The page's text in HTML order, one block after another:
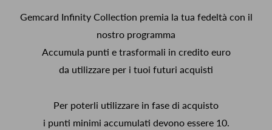
Gemcard Infinity Collection premia la tua fedeltà con il
nostro programma
Accumula punti e trasformali in credito euro
da utilizzare per i tuoi futuri acquisti
Per poterli utilizzare in fase di acquisto
i punti minimi accumulati devono essere 10.